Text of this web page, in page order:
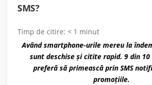
SMS?
Timp de citire: < 1 minut
Având smartphone-urile mereu la
sunt deschise și citite rapid. 9 din
preferă să primească prin SMS
promoțiile.